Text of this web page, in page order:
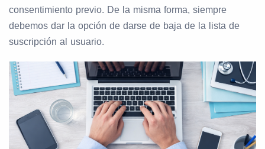
consentimiento previo. De la misma forma, siempre
debemos dar la opción de darse de baja de la lista de
suscripción al usuario.